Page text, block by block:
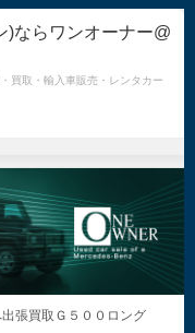
)ならワンオーナー@
買取・輸入車販売・レンタカー
張買取Ｇ５００ロング